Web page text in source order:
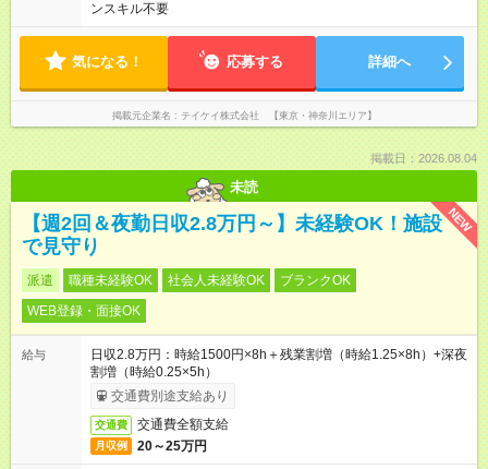
ンスキル不要
気になる！ 応募する 詳細へ
掲載元企業名 テイケイ株式会社 【東京・神奈川エリア】
掲載日：2026.08.04
未読
NEW
【週2回＆夜勤日収2.8万円～】未経験OK！施設
で見守り
派遣 職種未経験OK 社会人未経験OK
ブランクOK
WEB登録・面接OK
給与
日収2.8万円：時給1500円×8h＋残業割増（時給1.25×8h）+深夜
割増（時給0.25×5h）
交通費別途支給あり
交通費 交通費全額支給
月収例 20～25万円